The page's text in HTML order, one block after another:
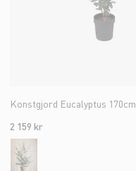
Konstgjord Eucalyptus 170cm
2 159 kr